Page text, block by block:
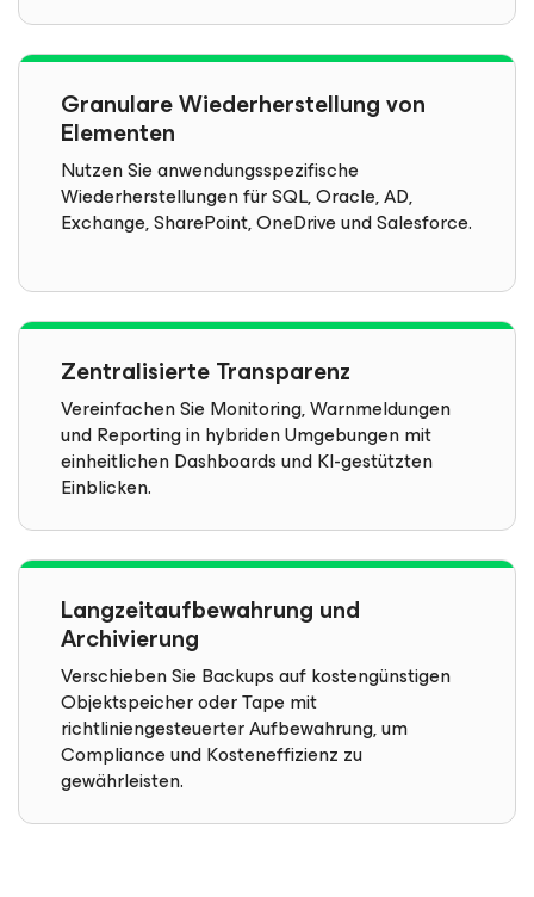
Granulare Wiederherstellung von
Elementen
Nutzen Sie anwendungsspezifische
Wiederherstellungen für SQL, Oracle, AD,
Exchange, SharePoint, OneDrive und Salesforce.
Zentralisierte Transparenz
Vereinfachen Sie Monitoring, Warnmeldungen
und Reporting in hybriden Umgebungen mit
einheitlichen Dashboards und KI-gestützten
Einblicken.
Langzeitaufbewahrung und
Archivierung
Verschieben Sie Backups auf kostengünstigen
Objektspeicher oder Tape mit
richtliniengesteuerter Aufbewahrung, um
Compliance und Kosteneffizienz zu
gewährleisten.